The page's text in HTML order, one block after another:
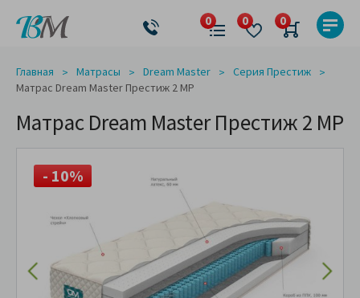
Главная Матрасы Dream Master
Серия Престиж
Матрас Dream Master Престиж 2 MP
Матрас Dream Master Престиж 2 MP
- 10%